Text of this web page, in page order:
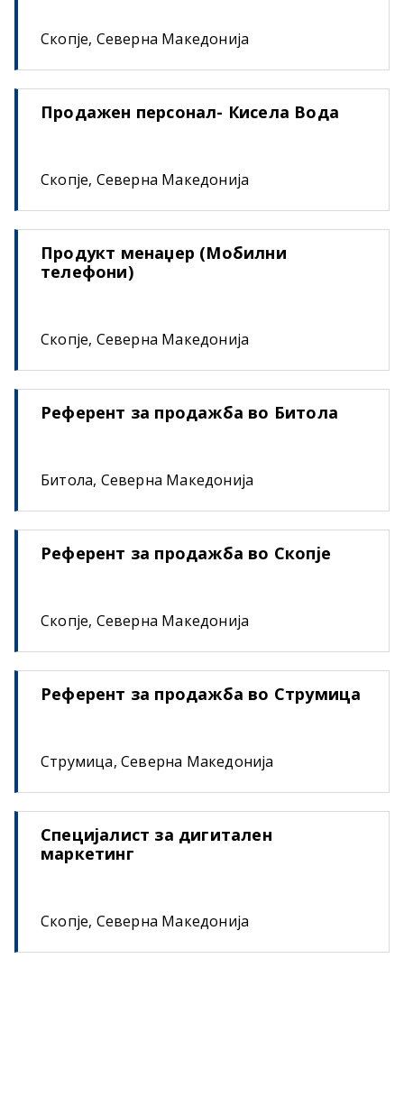
Скопје, Северна Македонија
Продажен персонал- Кисела Вода
Скопје, Северна Македонија
Продукт менаџер (Мобилни
телефони)
Скопје, Северна Македонија
Референт за продажба во Битола
Битола, Северна Македонија
Референт за продажба во Скопје
Скопје, Северна Македонија
Референт за продажба во Струмица
Струмица, Северна Македонија
Специјалист за дигитален
маркетинг
Скопје, Северна Македонија